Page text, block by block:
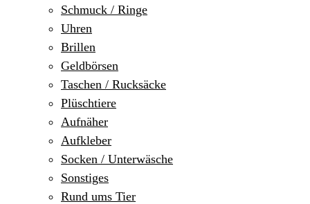
Schmuck / Ringe
Uhren
Brillen
Geldbörsen
Taschen / Rucksäcke
Plüschtiere
Aufnäher
Aufkleber
Socken / Unterwäsche
Sonstiges
Rund ums Tier